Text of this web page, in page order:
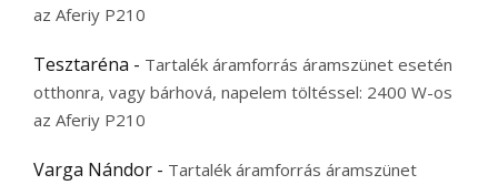
az Aferiy P210
Tesztaréna - Tartalék áramforrás áramszünet esetén
otthonra, vagy bárhová, napelem töltéssel: 2400 W-os
az Aferiy P210
Varga Nándor - Tartalék áramforrás áramszünet